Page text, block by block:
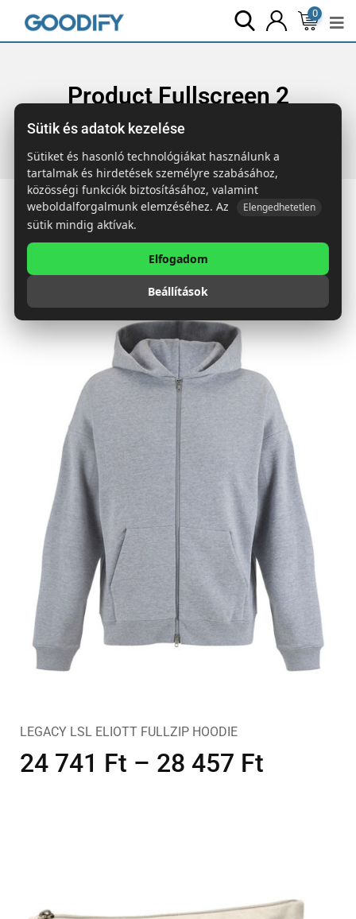
0
Product Fullscreen 2
Főoldal Elements Product Fullscreen 2
Featured Products View All
LEGACY LSL ELIOTT FULLZIP HOODIE
24 741 Ft – 28 457 Ft
Sütik és adatok kezelése
Sütiket és hasonló technológiákat használunk a
tartalmak és hirdetések személyre szabásához,
közösségi funkciók biztosításához, valamint
weboldalforgalmunk elemzéséhez. Az
Elengedhetetlen
sütik mindig aktívak.
Elfogadom
Beállítások